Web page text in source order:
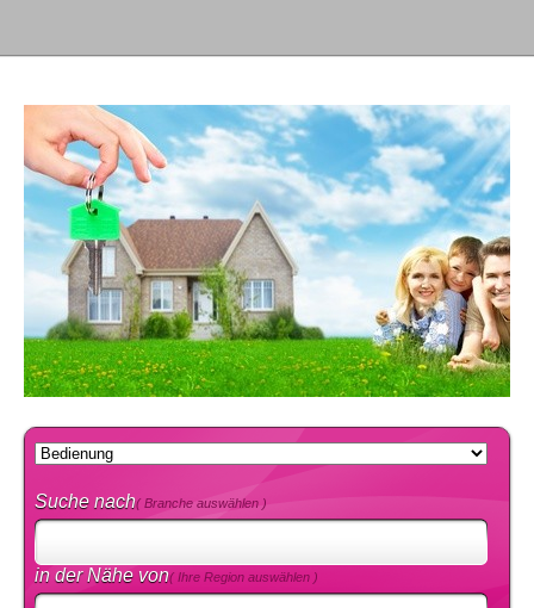
Suche nach( Branche auswählen )
in der Nähe von( Ihre Region auswählen )